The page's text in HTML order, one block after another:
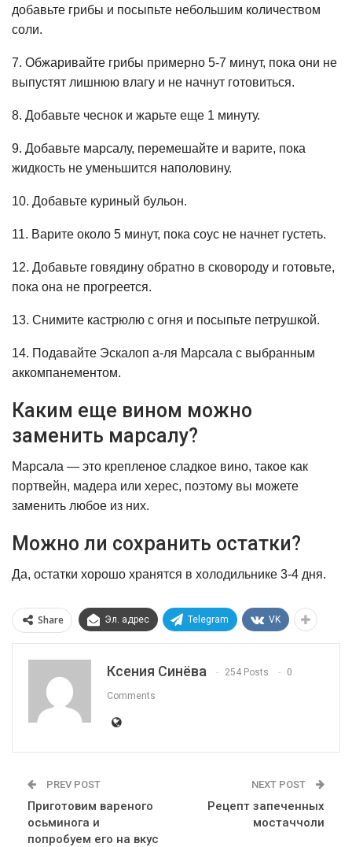
добавьте грибы и посыпьте небольшим количеством
соли.
7. Обжаривайте грибы примерно 5-7 минут, пока они не
выпустят лишнюю влагу и не начнут готовиться.
8. Добавьте чеснок и жарьте еще 1 минуту.
9. Добавьте марсалу, перемешайте и варите, пока
жидкость не уменьшится наполовину.
10. Добавьте куриный бульон.
11. Варите около 5 минут, пока соус не начнет густеть.
12. Добавьте говядину обратно в сковороду и готовьте,
пока она не прогреется.
13. Снимите кастрюлю с огня и посыпьте петрушкой.
14. Подавайте Эскалоп а-ля Марсала с выбранным
аккомпанементом.
Каким еще вином можно
заменить марсалу?
Марсала — это крепленое сладкое вино, такое как
портвейн, мадера или херес, поэтому вы можете
заменить любое из них.
Можно ли сохранить остатки?
Да, остатки хорошо хранятся в холодильнике 3-4 дня.
Share Эл. адрес Telegram VK
Ксения Синёва 254 Posts 0
Comments
PREV POST
Приготовим вареного
осьминога и
попробуем его на вкус
NEXT POST
Рецепт запеченных
мостаччоли